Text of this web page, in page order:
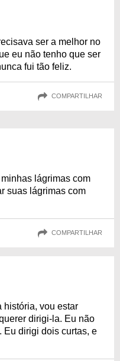
ser a melhor no
eu não tenho que ser
fui tão feliz.
COMPARTILHAR
lágrimas com
suas lágrimas com
COMPARTILHAR
história, vou estar
dirigi-la. Eu não
Eu dirigi dois curtas, e